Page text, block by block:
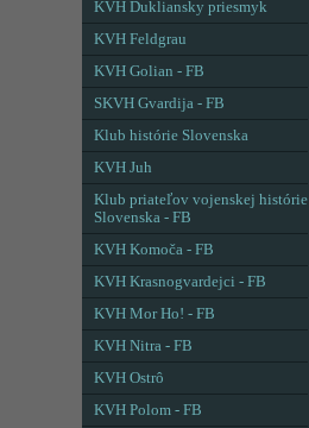
KVH Dukliansky priesmyk
KVH Feldgrau
KVH Golian - FB
SKVH Gvardija - FB
Klub histórie Slovenska
KVH Juh
Klub priateľov vojenskej histórie
Slovenska - FB
KVH Komoča - FB
KVH Krasnogvardejci - FB
KVH Mor Ho! - FB
KVH Nitra - FB
KVH Ostrô
KVH Polom - FB